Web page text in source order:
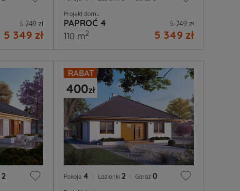
5 749 zł
5 349 zł
Projekt domu
PAPROĆ 4 5 749 zł
5 349 zł
110 m2
2 Pokoje 4 Łazienki 2 Garaż 0